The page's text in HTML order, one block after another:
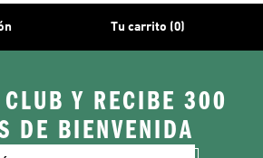
Tu carrito (0)
CLUB Y RECIBE 300
DE BIENVENIDA